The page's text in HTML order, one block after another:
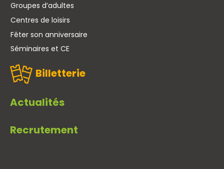
Groupes d’adultes
Centres de loisirs
Fêter son anniversaire
Séminaires et CE
Billetterie
Actualités
Recrutement